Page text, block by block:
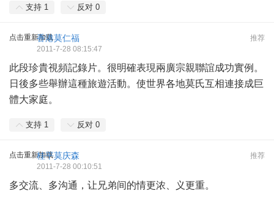
支持 1 反对 0
点击重新加载 推荐
香港莫仁福
2011-7-28 08:15:47
此段珍貴視頻記錄片。很明確表現兩廣宗親聯誼成功實例。
日後多些舉辦這種旅遊活動。使世界各地莫氏互相連接成巨
體大家庭。
支持 1 反对 0
点击重新加载 推荐
桂平莫庆森
2011-7-28 00:10:51
多交流、多沟通，让兄弟间的情更浓、义更重。